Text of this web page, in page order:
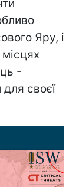
Яру, і
-
своєї